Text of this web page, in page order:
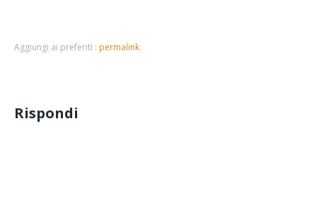
Aggiungi ai preferiti : permalink.
Rispondi